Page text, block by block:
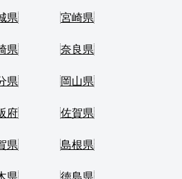
県 宮崎県
県 奈良県
県 岡山県
府 佐賀県
県 島根県
県 徳島県